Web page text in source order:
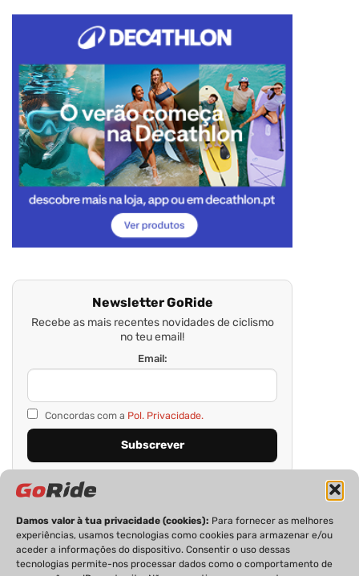
Damos valor à tua privacidade (cookies): Para fornecer as melhores
experiências, usamos tecnologias como cookies para armazenar e/ou
aceder a informações do dispositivo. Consentir o uso dessas
tecnologias permite-nos processar dados como o comportamento de
Newsletter GoRide
Recebe as mais recentes novidades de ciclismo
no teu email!
Email:
Concordas com a Pol. Privacidade.